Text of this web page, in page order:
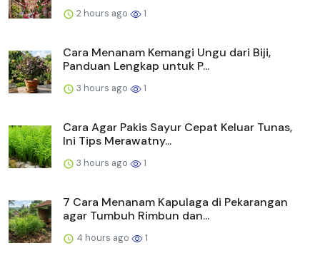
2 hours ago 1
Cara Menanam Kemangi Ungu dari Biji,
Panduan Lengkap untuk P...
3 hours ago 1
Cara Agar Pakis Sayur Cepat Keluar Tunas,
Ini Tips Merawatny...
3 hours ago 1
7 Cara Menanam Kapulaga di Pekarangan
agar Tumbuh Rimbun dan...
4 hours ago 1